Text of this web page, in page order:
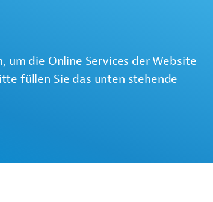
um die Online Services der Website
füllen Sie das unten stehende